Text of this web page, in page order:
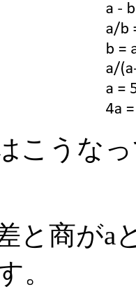
こうなっ
と商がa
。